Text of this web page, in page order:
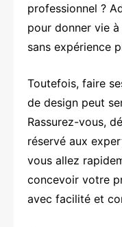
professionnel ?
pour donner vie
sans expérience
Toutefois, faire
de design peut
Rassurez-vous,
réservé aux
vous allez
concevoir votre
avec facilité et